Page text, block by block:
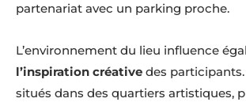
partenariat avec un parking proche.
L’environnement du lieu influence
l’inspiration créative des participants.
situés dans des quartiers artistiques,